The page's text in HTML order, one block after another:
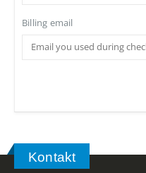
Billing email
Kontakt